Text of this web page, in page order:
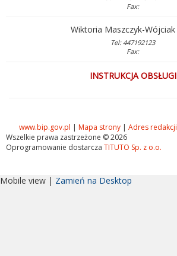
Fax:
Wiktoria Maszczyk-Wójciak
Tel: 447192123
Fax:
INSTRUKCJA OBSŁUGI
www.bip.gov.pl | Mapa strony | Adres redakcji
Wszelkie prawa zastrzeżone © 2026
Oprogramowanie dostarcza TITUTO Sp. z o.o.
Mobile view | Zamień na Desktop